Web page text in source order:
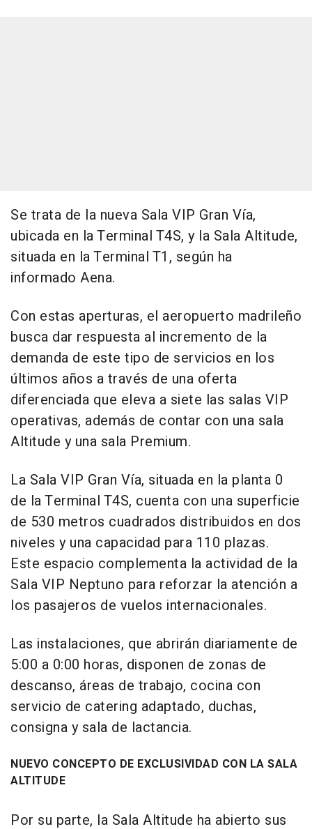
Se trata de la nueva Sala VIP Gran Vía,
ubicada en la Terminal T4S, y la Sala Altitude,
situada en la Terminal T1, según ha
informado Aena.
Con estas aperturas, el aeropuerto madrileño
busca dar respuesta al incremento de la
demanda de este tipo de servicios en los
últimos años a través de una oferta
diferenciada que eleva a siete las salas VIP
operativas, además de contar con una sala
Altitude y una sala Premium.
La Sala VIP Gran Vía, situada en la planta 0
de la Terminal T4S, cuenta con una superficie
de 530 metros cuadrados distribuidos en dos
niveles y una capacidad para 110 plazas.
Este espacio complementa la actividad de la
Sala VIP Neptuno para reforzar la atención a
los pasajeros de vuelos internacionales.
Las instalaciones, que abrirán diariamente de
5:00 a 0:00 horas, disponen de zonas de
descanso, áreas de trabajo, cocina con
servicio de catering adaptado, duchas,
consigna y sala de lactancia.
NUEVO CONCEPTO DE EXCLUSIVIDAD CON LA SALA
ALTITUDE
Por su parte, la Sala Altitude ha abierto sus